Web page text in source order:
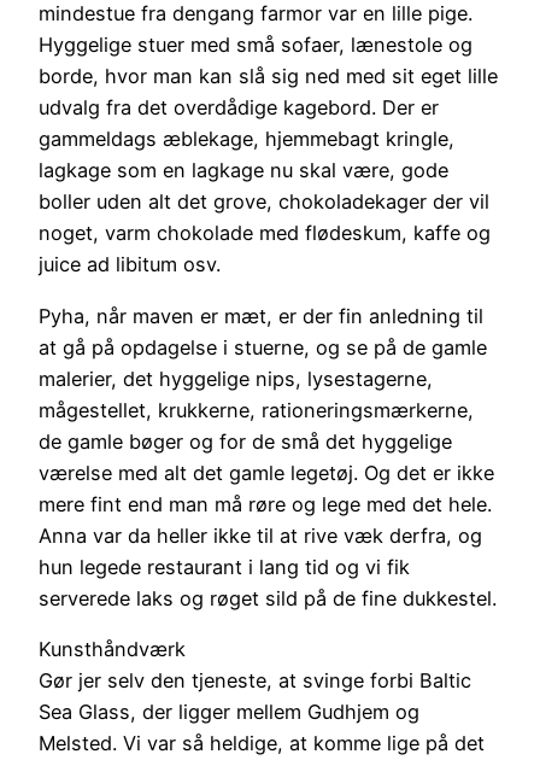
mindestue fra dengang farmor var en lille pige.
Hyggelige stuer med små sofaer, lænestole og
borde, hvor man kan slå sig ned med sit eget lille
udvalg fra det overdådige kagebord. Der er
gammeldags æblekage, hjemmebagt kringle,
lagkage som en lagkage nu skal være, gode
boller uden alt det grove, chokoladekager der vil
noget, varm chokolade med flødeskum, kaffe og
juice ad libitum osv.
Pyha, når maven er mæt, er der fin anledning til
at gå på opdagelse i stuerne, og se på de gamle
malerier, det hyggelige nips, lysestagerne,
mågestellet, krukkerne, rationeringsmærkerne,
de gamle bøger og for de små det hyggelige
værelse med alt det gamle legetøj. Og det er ikke
mere fint end man må røre og lege med det hele.
Anna var da heller ikke til at rive væk derfra, og
hun legede restaurant i lang tid og vi fik
serverede laks og røget sild på de fine dukkestel.
Kunsthåndværk
Gør jer selv den tjeneste, at svinge forbi Baltic
Sea Glass, der ligger mellem Gudhjem og
Melsted. Vi var så heldige, at komme lige på det